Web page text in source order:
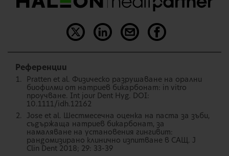
Референции
Pratten et al. Физическо разрушаване на орални
биофилми от натриев бикарбонат: in vitro
проучване. Int jour Dent Hyg. DOI:
10.1111/idh.12162
Jose et al. Шестмесечна оценка на паста за зъби,
съдържаща натриев бикарбонат, за
намаляване на установения гингивит:
рандомизирано клинично изпитване в САЩ. J
Clin Dent 2018; 29: 33-39